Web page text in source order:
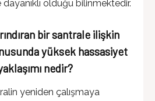
olduğu bilinmektedir.
bir santrale ilişkin
yüksek hassasiyet
nedir?
yeniden çalışmaya